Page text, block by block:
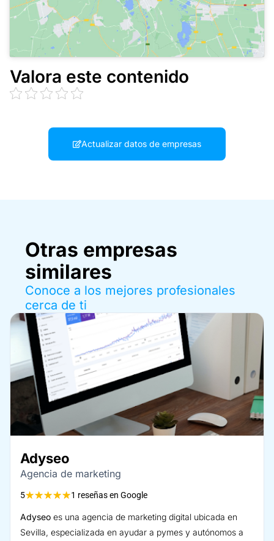
Valora este contenido
Actualizar datos de empresas
Otras empresas
similares
Conoce a los mejores profesionales
cerca de ti
Adyseo
Agencia de marketing
5★★★★★1 reseñas en Google
Adyseo es una agencia de marketing digital ubicada en
Sevilla, especializada en ayudar a pymes y autónomos a